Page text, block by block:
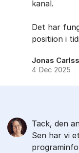
kanal.
Det har
positiion i
Jonas
4 Dec 2025
Tack, den
Sen har vi